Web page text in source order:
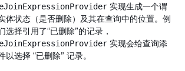
实现生成一个谓
体状态（是否删除）及其在查询中的位置。例
选择引用了“已删除”的记录，
实现会给查询添
以选择 “已删除” 记录。